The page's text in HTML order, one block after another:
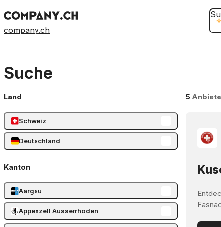
company.ch
Suche
Land
Schweiz
Deutschland
Kanton
Aargau
Appenzell Ausserrhoden
5